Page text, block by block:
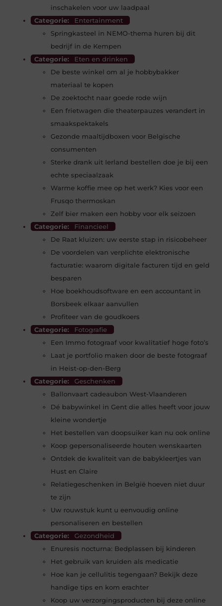
inschakelen voor uw laadpaal
Categorie:
Entertainment
Springkasteel in NEMO-thema huren bij dit
bedrijf in de Kempen
Categorie:
Eten en drinken
De beste winkel om al je hobbybakker
materiaal te kopen
De zoektocht naar goede rode wijn
Een frietwagen die theaterpauzes verandert in
smaakspektakels
Gezonde maaltijdboxen voor Belgische
consumenten
Sterke drank uit Ierland bestellen doe je bij een
echte speciaalzaak
Warme koffie mee op het werk? Kies voor een
Frusqo thermoskan
Zelf bier maken een hobby voor elk seizoen
Categorie:
Financieel
De Raat kluizen: uw eerste stap in risicobeheer
De voordelen van verplichte elektronische
facturatie: waarom digitale facturen tijd en geld
besparen
Hoe boekhoudsoftware en een accountant in
Borsbeek elkaar aanvullen
Profiteer van de goudkoers
Categorie:
Fotografie
Een Immo fotograaf voor kwalitatief hoge foto’s
Laat je portfolio maken door de beste fotograaf
in Heist-op-den-Berg
Categorie:
Geschenken
Ballonvaart cadeaubon West-Vlaanderen
Dé babywinkel in Gent die alles heeft voor jouw
kleine wondertje
Het bestellen van doopsuiker kan nu ook online
Koop gepersonaliseerde houten wenskaarten
Ontdek de kwaliteit van de babykleertjes van
Hust en Claire
Relatiegeschenken in België hoeven niet duur
te zijn
Uw rouwstuk kunt u eenvoudig online
personaliseren en bestellen
Categorie:
Gezondheid
Enuresis nocturna: Bedplassen bij kinderen
Het gebruik van kruiden als medicatie
Hoe kan je cellulitis tegengaan? Bekijk deze
handige tips en kom erachter
Koop uw verzorgingsproducten bij deze online